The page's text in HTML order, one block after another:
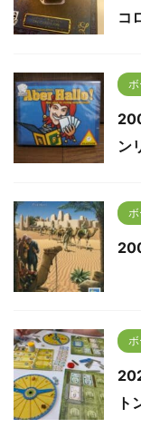
コ
ン
ト